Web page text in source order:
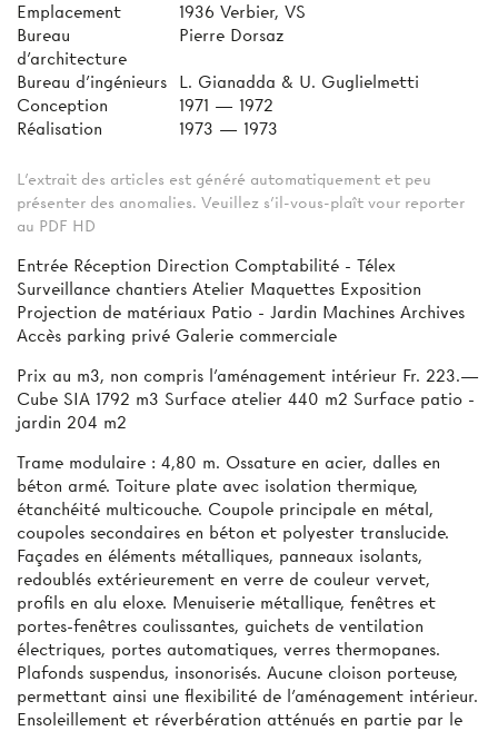
Emplacement
1936 Verbier, VS
Bureau
d'architecture
Pierre Dorsaz
Bureau d'ingénieurs
L. Gianadda & U. Guglielmetti
Conception
1971 — 1972
Réalisation
1973 — 1973
L'extrait des articles est généré automatiquement et peu
présenter des anomalies. Veuillez s'il-vous-plaît vour reporter
au PDF HD
Entrée Réception Direction Comptabilité - Télex
Surveillance chantiers Atelier Maquettes Exposition
Projection de matériaux Patio - Jardin Machines Archives
Accès parking privé Galerie commerciale
Prix au m3, non compris l’aménagement intérieur Fr. 223.—
Cube SIA 1792 m3 Surface atelier 440 m2 Surface patio -
jardin 204 m2
Trame modulaire : 4,80 m. Ossature en acier, dalles en
béton armé. Toiture plate avec isolation thermique,
étanchéité multicouche. Coupole principale en métal,
coupoles secondaires en béton et polyester translucide.
Façades en éléments métalliques, panneaux isolants,
redoublés extérieurement en verre de couleur vervet,
profils en alu eloxe. Menuiserie métallique, fenêtres et
portes-fenêtres coulissantes, guichets de ventilation
électriques, portes automatiques, verres thermopanes.
Plafonds suspendus, insonorisés. Aucune cloison porteuse,
permettant ainsi une flexibilité de l’aménagement intérieur.
Ensoleillement et réverbération atténués en partie par le